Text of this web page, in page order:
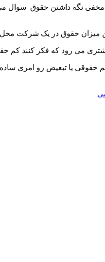
نگه داشتن حقوق سوال
حقوق در یک شرکت محل
می رود که فکر کنند کم
حقوقی یا تبعیض رو امری